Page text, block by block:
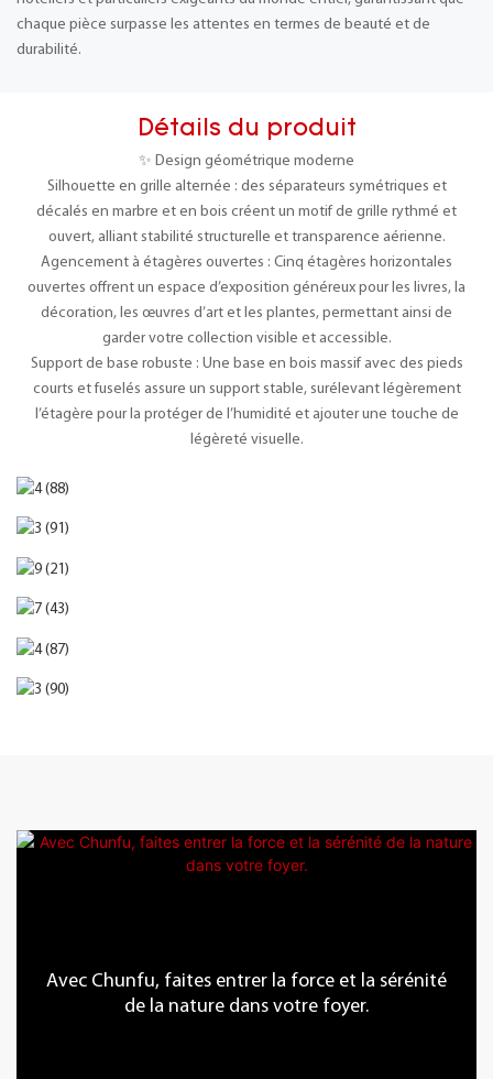
chaque pièce surpasse les attentes en termes de beauté et de
durabilité.
Détails du produit
✨ Design géométrique moderne
Silhouette en grille alternée : des séparateurs symétriques et
décalés en marbre et en bois créent un motif de grille rythmé et
ouvert, alliant stabilité structurelle et transparence aérienne.
Agencement à étagères ouvertes : Cinq étagères horizontales
ouvertes offrent un espace d’exposition généreux pour les livres, la
décoration, les œuvres d’art et les plantes, permettant ainsi de
garder votre collection visible et accessible.
Support de base robuste : Une base en bois massif avec des pieds
courts et fuselés assure un support stable, surélevant légèrement
l’étagère pour la protéger de l’humidité et ajouter une touche de
légèreté visuelle.
Avec Chunfu, faites entrer la force et la sérénité
de la nature dans votre foyer.